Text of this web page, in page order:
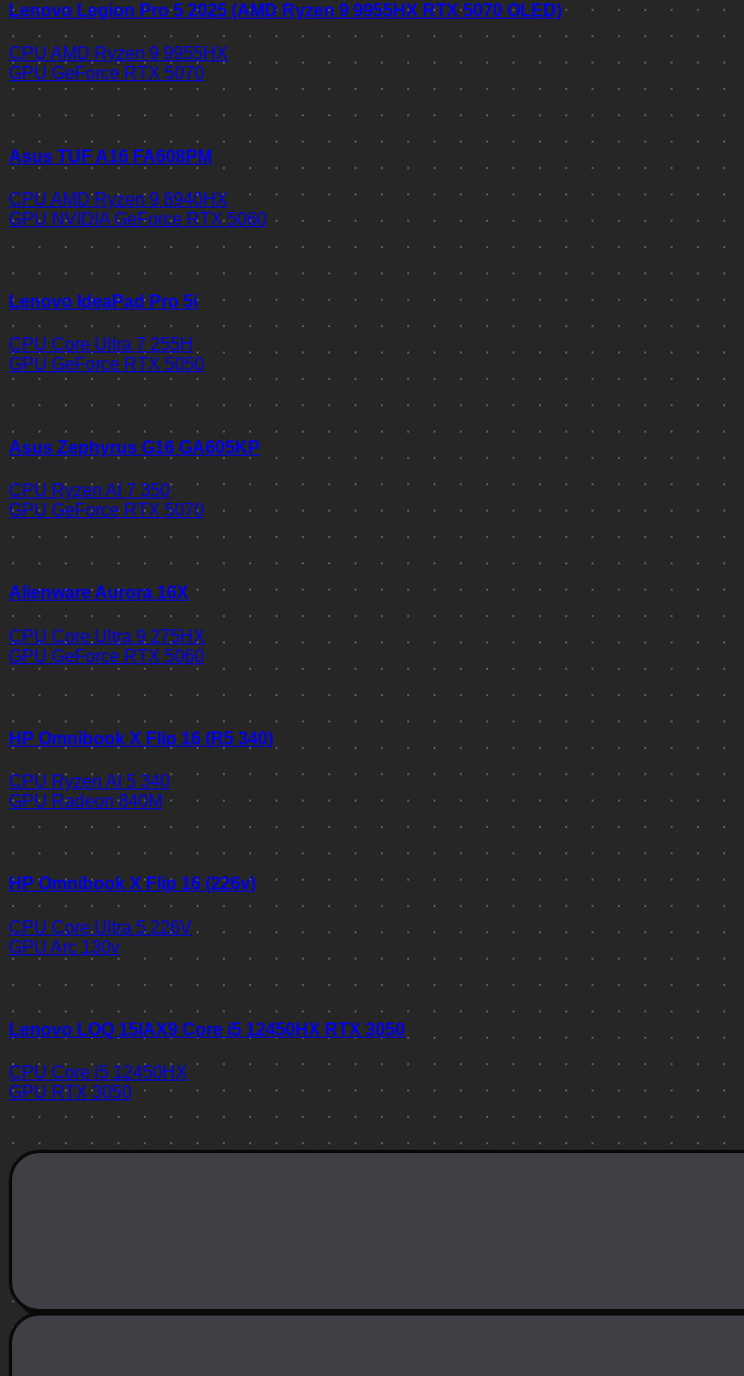
Lenovo Legion Pro 5 2025 (AMD Ryzen 9 9955HX RTX 5070 OLED)
CPU AMD Ryzen 9 9955HX
GPU GeForce RTX 5070
Asus TUF A16 FA608PM
CPU AMD Ryzen 9 8940HX
GPU NVIDIA GeForce RTX 5060
Lenovo IdeaPad Pro 5i
CPU Core Ultra 7 255H
GPU GeForce RTX 5050
Asus Zephyrus G16 GA605KP
CPU Ryzen AI 7 350
GPU GeForce RTX 5070
Alienware Aurora 16X
CPU Core Ultra 9 275HX
GPU GeForce RTX 5060
HP Omnibook X Flip 16 (R5 340)
CPU Ryzen AI 5 340
GPU Radeon 840M
HP Omnibook X Flip 16 (226v)
CPU Core Ultra 5 226V
GPU Arc 130v
Lenovo LOQ 15IAX9 Core i5 12450HX RTX 3050
CPU Core i5 12450HX
GPU RTX 3050